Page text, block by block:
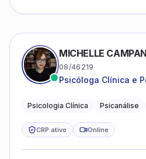
MICHELLE
08/46219
Psicóloga Clínica e
Psicologia Clínica Psicanálise
CRP ativo Online